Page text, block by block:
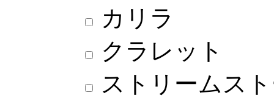
カリラ
クラレット
ストリームス